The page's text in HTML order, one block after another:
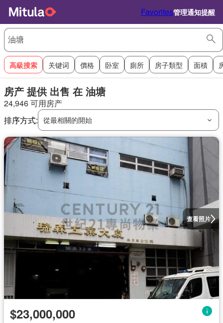
Favorites管理通知提醒
高級搜索 关键词 價格 卧室 廁所 房子類型 面積
房产 提供 出售 在 油塘
24,946 可用房产
排序方式: 從最相關的開始
查看照片
$23,000,000